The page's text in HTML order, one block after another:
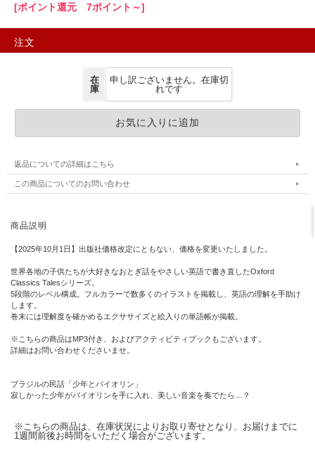
[ポイント還元 7ポイント～]
注文
在
庫
申し訳ございません。在庫切
れです
返品についての詳細はこちら
この商品についてのお問い合わせ
商品説明
【2025年10月1日】出版社価格改定にともない、価格を変更いたしました。
世界各地の子供たちが大好きなおとぎ話をやさしい英語で書き直したOxford
Classics Talesシリーズ。
5段階のレベル構成。フルカラーで数多くのイラストを掲載し、英語の理解を手助け
します。
巻末には理解度を確かめるエクササイズと絵入りの単語帳が掲載。
※こちらの商品はMP3付き、およびアクティビティブックもございます。
詳細はお問い合わせくださいませ。
ブラジルの民話「少年とバイオリン」
寂しかった少年がバイオリンを手に入れ、美しい音楽を奏でたら…？
※こちらの商品は、在庫状況によりお取り寄せとなり、お届けまでに
1週間前後お時間をいただく場合がございます。